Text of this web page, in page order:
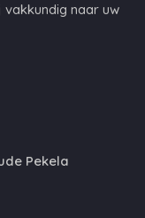
naar uw
Pekela